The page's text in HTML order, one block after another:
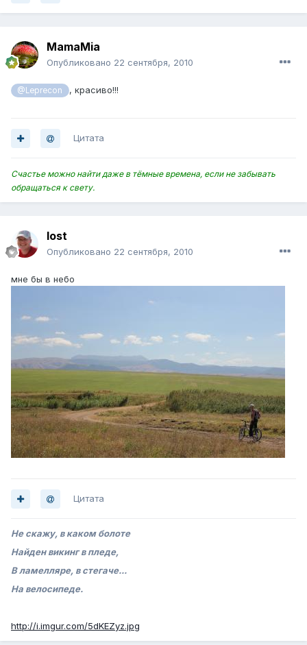
MamaMia
Опубликовано 22 сентября, 2010
@Leprecon , красиво!!!
Цитата
Счастье можно найти даже в тёмные времена, если не забывать
обращаться к свету.
lost
Опубликовано 22 сентября, 2010
мне бы в небо
Цитата
Не скажу, в каком болоте
Найден викинг в пледе,
В ламелляре, в стегаче...
На велосипеде.
http://i.imgur.com/5dKEZyz.jpg